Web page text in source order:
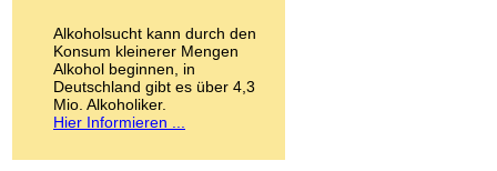
LSD
Marihuana
Medikamente
Meskalin
Metamphetamin
Methadon
Alkoholsucht kann durch den
Konsum kleinerer Mengen
Alkohol beginnen, in
Deutschland gibt es über 4,3
Mio. Alkoholiker.
Hier Informieren ...